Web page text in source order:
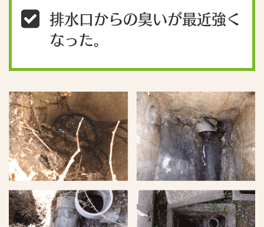
排水口からの臭いが最近強く
なった。